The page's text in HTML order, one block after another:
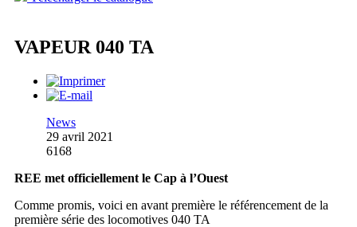
VAPEUR 040 TA
News
29 avril 2021
6168
REE met officiellement le Cap à l’Ouest
Comme promis, voici en avant première le référencement de la
première série des locomotives 040 TA